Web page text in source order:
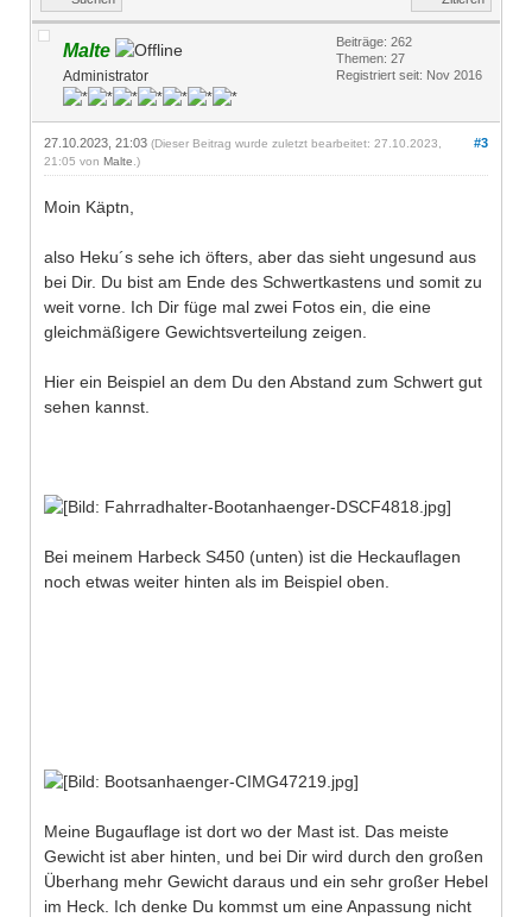
Malte
Administrator
Beiträge: 262
Themen: 27
Registriert seit: Nov 2016
#3
27.10.2023, 21:03 (Dieser Beitrag wurde zuletzt bearbeitet: 27.10.2023,
21:05 von Malte .)
Moin Käptn,
also Heku´s sehe ich öfters, aber das sieht ungesund aus
bei Dir. Du bist am Ende des Schwertkastens und somit zu
weit vorne. Ich Dir füge mal zwei Fotos ein, die eine
gleichmäßigere Gewichtsverteilung zeigen.
Hier ein Beispiel an dem Du den Abstand zum Schwert gut
sehen kannst.
Bei meinem Harbeck S450 (unten) ist die Heckauflagen
noch etwas weiter hinten als im Beispiel oben.
Meine Bugauflage ist dort wo der Mast ist. Das meiste
Gewicht ist aber hinten, und bei Dir wird durch den großen
Überhang mehr Gewicht daraus und ein sehr großer Hebel
im Heck. Ich denke Du kommst um eine Anpassung nicht